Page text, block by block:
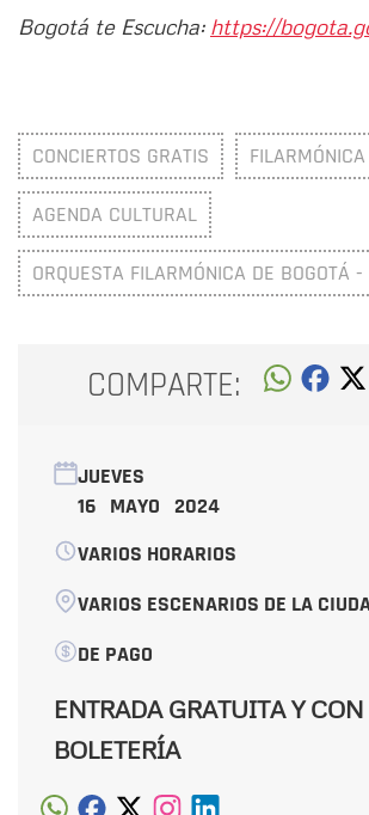
Bogotá te Escucha: https://
CONCIERTOS GRATIS
AGENDA CULTURAL
ORQUESTA FILARMÓNICA DE BOGOTÁ -
COMPARTE:
JUEVES
16 MAYO 2024
VARIOS HORARIOS
VARIOS ESCENARIOS DE LA
DE PAGO
ENTRADA GRATUITA Y CON
BOLETERÍA